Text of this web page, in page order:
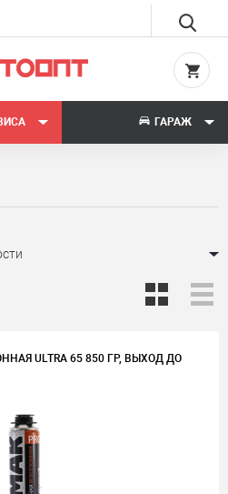
ГАРАЖ
ULTRA 65 850 ГР, ВЫХОД ДО